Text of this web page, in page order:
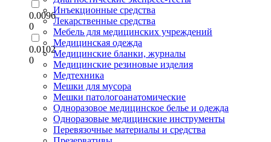
0.0096
0
0.0102
0
Инъекционные средства
Лекарственные средства
Мебель для медицинских учреждений
Медицинская одежда
Медицинские бланки, журналы
Медицинские резиновые изделия
Медтехника
Мешки для мусора
Мешки патологоанатомические
Одноразовое медицинское белье и одежда
Одноразовые медицинские инструменты
Перевязочные материалы и средства